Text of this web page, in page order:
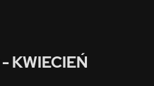
- KWIECIEŃ